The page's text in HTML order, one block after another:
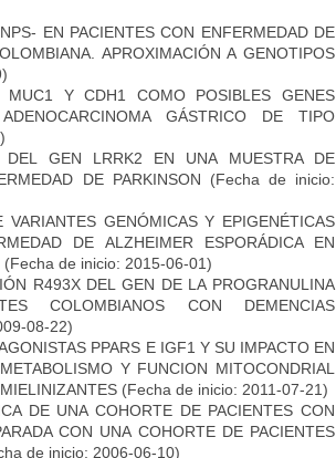
EN PACIENTES CON ENFERMEDAD DE
APROXIMACIÓN A GENOTIPOS
MUC1 Y CDH1 COMO POSIBLES GENES
GÁSTRICO DE TIPO
GEN LRRK2 EN UNA MUESTRA DE
DE PARKINSON (Fecha de inicio:
GENÓMICAS Y EPIGENÉTICAS
DE ALZHEIMER ESPORÁDICA EN
(Fecha de inicio: 2015-06-01)
R493X DEL GEN DE LA PROGRANULINA
COLOMBIANOS CON DEMENCIAS
08-22)
PPARS E IGF1 Y SU IMPACTO EN
Y FUNCION MITOCONDRIAL
(Fecha de inicio: 2011-07-21)
DE UNA COHORTE DE PACIENTES CON
CON UNA COHORTE DE PACIENTES
de inicio: 2006-06-10)